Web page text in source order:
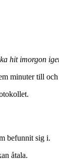
hit imorgon
minuter till
befunnit sig i.
åtala.